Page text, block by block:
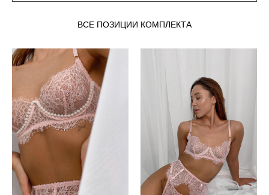
ВСЕ ПОЗИЦИИ КОМПЛЕКТА